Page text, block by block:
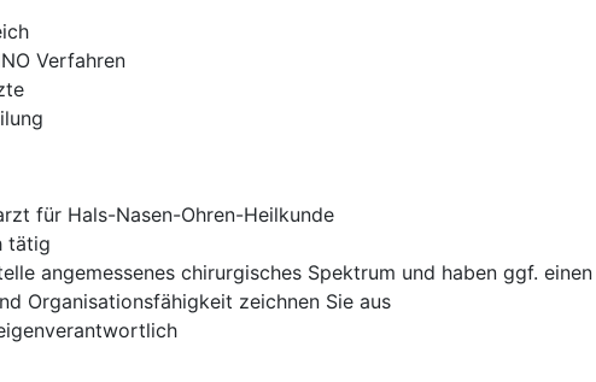
Verfahren
für Hals-Nasen-Ohren-Heilkunde
tätig
angemessenes chirurgisches Spektrum und haben ggf.
Organisationsfähigkeit zeichnen Sie aus